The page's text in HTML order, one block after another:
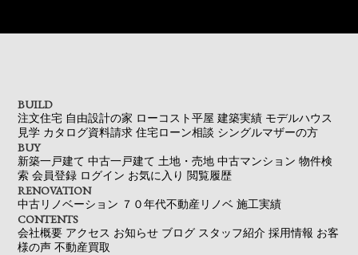
BUILD
注文住宅 自由設計の家 ローコスト平屋 建築実績 モデルハウス
見学 カタログ資料請求 住宅ローン相談 シングルマザーの方
BUY
新築一戸建て 中古一戸建て 土地・売地 中古マンション 物件検
索 会員登録 ログイン お気に入り 閲覧履歴
RENOVATION
中古リノベーション ７０年代不動産リノベ 施工実績
CONTENTS
会社概要 アクセス お知らせ ブログ スタッフ紹介 採用情報 お客
様の声 不動産買取